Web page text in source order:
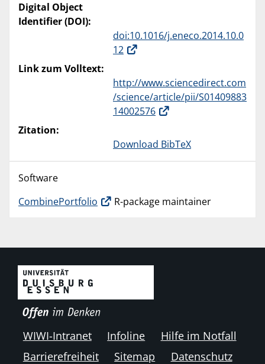
Digital Object
Identifier (DOI):
doi:10.1016/j.eneco.2014.10.0
12
Link zum Volltext:
http://www.sciencedirect.com
/science/article/pii/S01409883
14002576
Zitation:
Download BibTeX
Software
CombinePortfolio
R-package maintainer
WIWI-Intranet Infoline
Hilfe im Notfall
Barrierefreiheit
Sitemap Datenschutz